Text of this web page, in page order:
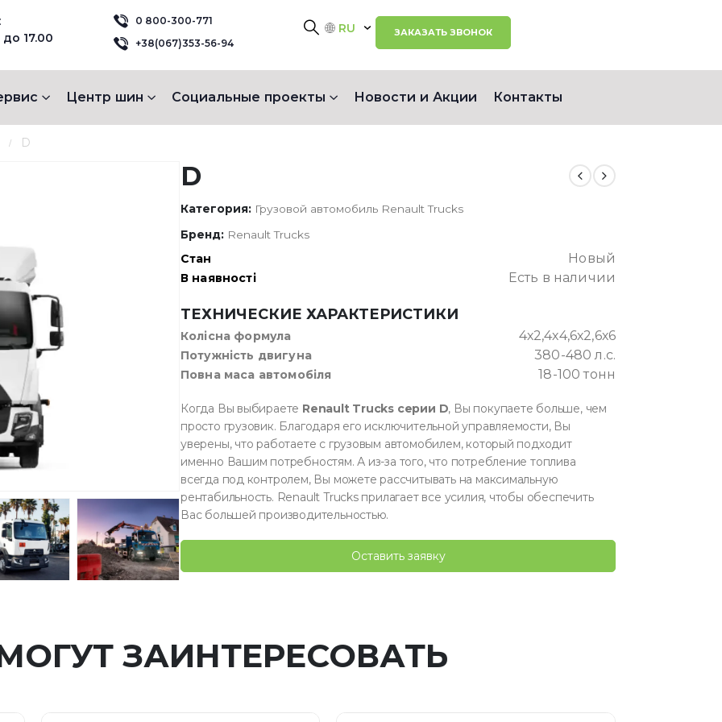
17.00
0 800-300-771
+38(067)353-56-94
RU ЗАКАЗАТЬ ЗВОНОК
Центр шин Социальные проекты Новости и Акции Контакты
D
D
Категория: Грузовой автомобиль Renault Trucks
Бренд: Renault Trucks
Стан Новый
В наявності Есть в наличии
ТЕХНИЧЕСКИЕ ХАРАКТЕРИСТИКИ
Колісна формула 4х2,4х4,6х2,6х6
Потужність двигуна 380-480 л.с.
Повна маса автомобіля 18-100 тонн
Когда Вы выбираете Renault Trucks серии D, Вы покупаете больше, чем
просто грузовик. Благодаря его исключительной управляемости, Вы
уверены, что работаете с грузовым автомобилем, который подходит
именно Вашим потребностям. А из-за того, что потребление топлива
всегда под контролем, Вы можете рассчитывать на максимальную
рентабильность. Renault Trucks прилагает все усилия, чтобы обеспечить
Вас большей производительностью.
Оставить заявку
ЗАИНТЕРЕСОВАТЬ